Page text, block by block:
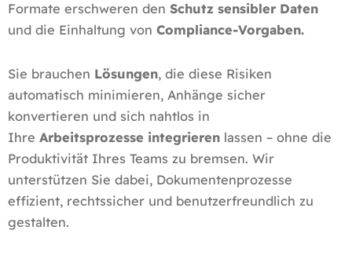
Formate erschweren den Schutz sensibler Daten
und die Einhaltung von Compliance-Vorgaben.
Sie brauchen Lösungen, die diese Risiken
automatisch minimieren, Anhänge sicher
konvertieren und sich nahtlos in
Ihre Arbeitsprozesse integrieren lassen – ohne die
Produktivität Ihres Teams zu bremsen. Wir
unterstützen Sie dabei, Dokumentenprozesse
effizient, rechtssicher und benutzerfreundlich zu
gestalten.